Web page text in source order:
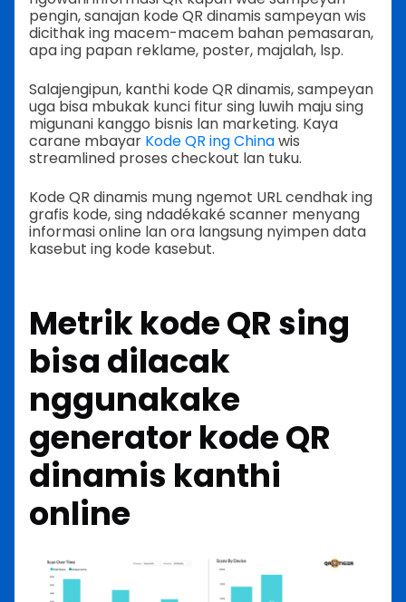
pengin, sanajan kode QR dinamis sampeyan wis
dicithak ing macem-macem bahan pemasaran,
apa ing papan reklame, poster, majalah, lsp.
Salajengipun, kanthi kode QR dinamis, sampeyan
uga bisa mbukak kunci fitur sing luwih maju sing
migunani kanggo bisnis lan marketing. Kaya
carane mbayar Kode QR ing Chinawis
streamlined proses checkout lan tuku.
Kode QR dinamis mung ngemot URL cendhak ing
grafis kode, sing ndadékaké scanner menyang
informasi online lan ora langsung nyimpen data
kasebut ing kode kasebut.
Metrik kode QR sing
bisa dilacak
nggunakake
generator kode QR
dinamis kanthi
online